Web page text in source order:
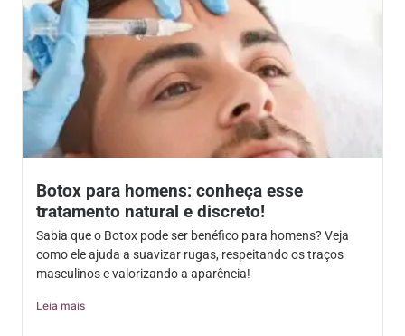
Botox para homens: conheça esse
tratamento natural e discreto!
Sabia que o Botox pode ser benéfico para homens? Veja
como ele ajuda a suavizar rugas, respeitando os traços
masculinos e valorizando a aparência!
Leia mais